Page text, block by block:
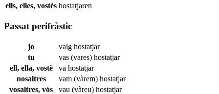
ells, elles, vostès hostatjaren
Passat perifràstic
jo vaig hostatjar
tu
vas (vares) hostatjar
ell, ella, vostè
va hostatjar
nosaltres
vam (vàrem) hostatjar
vosaltres, vós
vau (vàreu) hostatjar